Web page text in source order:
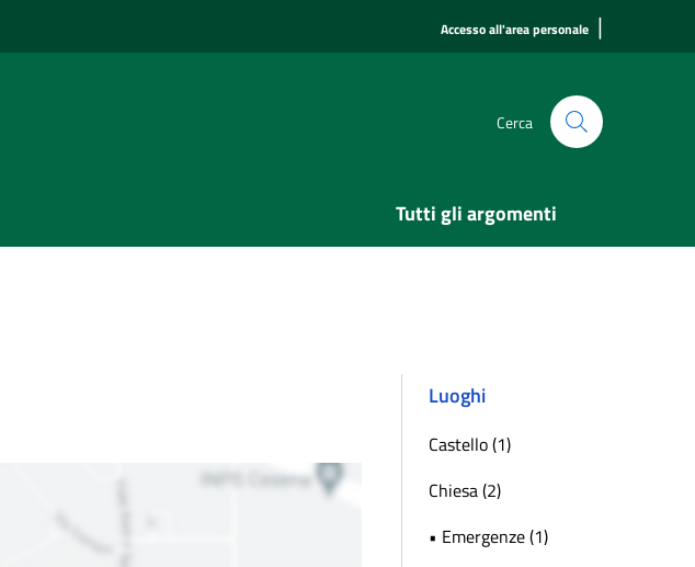
Accesso all'area personale |
Cerca
Tutti gli argomenti
Luoghi
Castello (1)
Chiesa (2)
• Emergenze (1)